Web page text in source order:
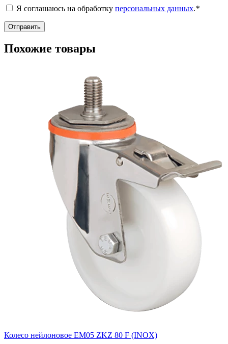
Я соглашаюсь на обработку персональных данных.*
Похожие товары
Колесо нейлоновое EM05 ZKZ 80 F (INOX)